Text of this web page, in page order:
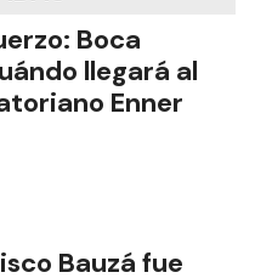
Boca
llegará al
Enner
Bauzá fue